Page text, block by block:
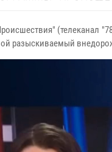
(телеканал
разыскиваемый